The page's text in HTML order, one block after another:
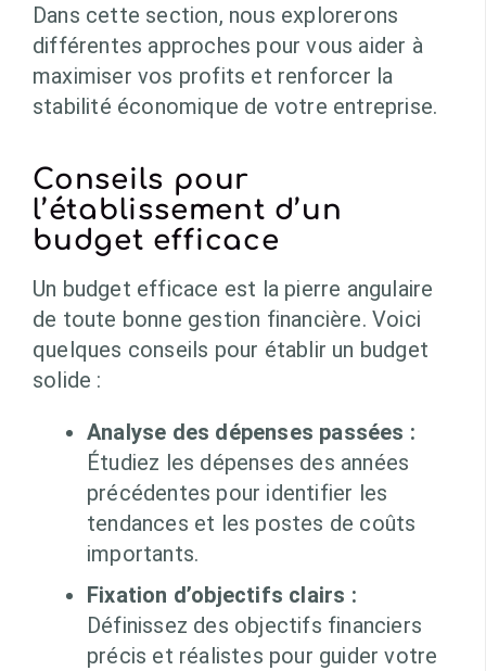
Dans cette section, nous explorerons
différentes approches pour vous aider à
maximiser vos profits et renforcer la
stabilité économique de votre entreprise.
Conseils pour
l’établissement d’un
budget efficace
Un budget efficace est la pierre angulaire
de toute bonne gestion financière. Voici
quelques conseils pour établir un budget
solide :
Analyse des dépenses passées :
Étudiez les dépenses des années
précédentes pour identifier les
tendances et les postes de coûts
importants.
Fixation d’objectifs clairs :
Définissez des objectifs financiers
précis et réalistes pour guider votre